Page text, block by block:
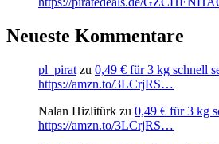
Neueste Kommentare
pl_pirat zu 0,49 € für 3 kg schnell
https://amzn.to/3LCrjRS…
Nalan Hizlitürk zu 0,49 € für 3 kg
https://amzn.to/3LCrjRS…